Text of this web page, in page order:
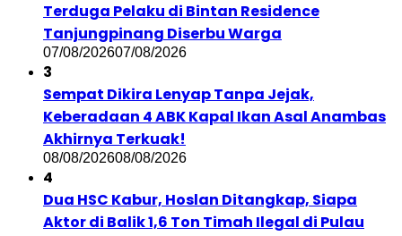
Terduga Pelaku di Bintan Residence
Tanjungpinang Diserbu Warga
07/08/202607/08/2026
3
Sempat Dikira Lenyap Tanpa Jejak,
Keberadaan 4 ABK Kapal Ikan Asal Anambas
Akhirnya Terkuak!
08/08/202608/08/2026
4
Dua HSC Kabur, Hoslan Ditangkap, Siapa
Aktor di Balik 1,6 Ton Timah Ilegal di Pulau